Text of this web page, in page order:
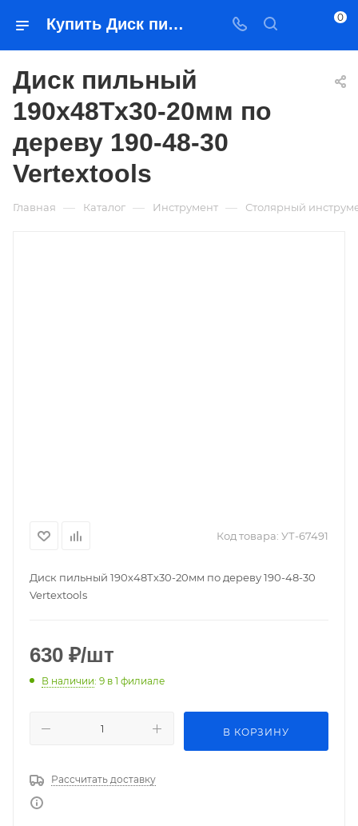
Купить Диск пильный 190х48Тх30-20мм по дереву 190-48-30 Vertextools в Якутске — цена, характеристики, подбор | Востоктехторг 0
Диск пильный
190х48Тх30-20мм по
дереву 190-48-30
Vertextools
Главная — Каталог — Инструмент — Столярный
Код товара: УТ-67491
Диск пильный 190х48Тх30-20мм по дереву 190-48-30
Vertextools
630 ₽/шт
В наличии: 9 в 1 филиале
В КОРЗИНУ
Рассчитать доставку